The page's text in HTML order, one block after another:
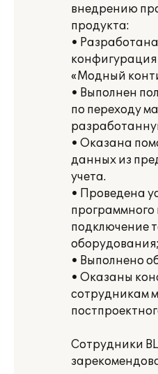
внедрению
продукта:
•
«Модный
• Выполнен
по переходу
• Оказана
данных из
учета.
• Проведена
программного
подключение
оборудования;
• Выполнено
• Оказаны
сотрудникам
Сотрудники